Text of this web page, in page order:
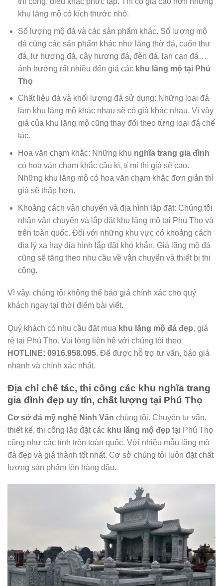
khu lăng mộ có kích thước nhỏ.
Số lượng mộ đá và các sản phẩm khác. Số lượng mộ
đá cùng các sản phẩm khác như lăng thờ đá, cuốn thư
đá, lư hương đá, cây hương đá, đèn đá, lan can đá…
ảnh hưởng rất nhiều đến giá các khu lăng mộ tại Phú
Thọ
Chất liệu đá và khối lượng đá sử dụng: Những loại đá
làm khu lăng mộ khác nhau sẽ có giá khác nhau. Vì vậy
giá của khu lăng mộ cũng thay đổi theo từng loại đá chế
tác.
Hoa văn chạm khắc: Những khu nghĩa trang gia đình
có hoa văn chạm khắc cầu kì, tỉ mỉ thì giá sẽ cao.
Những khu lăng mộ có hoa văn chạm khắc đơn giản thì
giá sẽ thấp hơn.
Khoảng cách vận chuyển và địa hình lắp đặt: Chúng tôi
nhận vận chuyển và lắp đặt khu lăng mộ tại Phú Thọ và
trên toàn quốc. Đối với những khu vực có khoảng cách
địa lý xa hay địa hình lắp đặt khó khắn. Giá lăng mộ đá
cũng sẽ tăng theo nhu cầu về vận chuyển và thiết bị thi
công.
Vì vậy, chúng tôi không thể báo giá chính xác cho quý
khách ngay tại thời điểm bài viết.
Quý khách có nhu cầu đặt mua khu lăng mộ đá đẹp, giá
rẻ tại Phú Thọ. Vui lòng liên hệ với chúng tôi theo
HOTLINE: 0916.958.095. Để được hỗ trợ tư vấn, báo giá
nhanh và chính xác nhất.
Địa chỉ chế tác, thi công các khu nghĩa trang
gia đình đẹp uy tín, chất lượng tại Phú Thọ
Cơ sở đá mỹ nghệ Ninh Vân chúng tôi. Chuyên tư vấn,
thiết kế, thi công lắp đặt các khu lăng mộ đẹp tại Phú Thọ
cũng như các tỉnh trên toàn quốc. Với nhiều mẫu lăng mộ
đá đẹp và giá thành tốt nhất. Cơ sở chúng tôi luôn đặt chất
lượng sản phẩm lên hàng đầu.